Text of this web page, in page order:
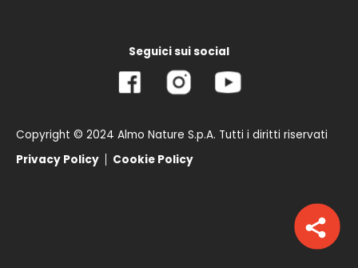
Seguici sui social
Copyright © 2024 Almo Nature S.p.A. Tutti i diritti riservati
Privacy Policy
Cookie Policy